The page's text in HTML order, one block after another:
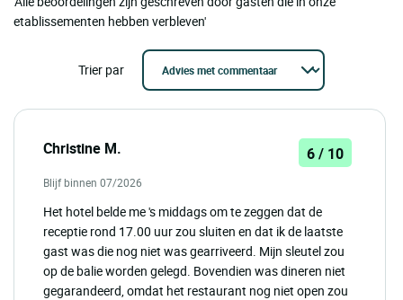
etablissementen hebben verbleven'
Trier par
Christine M. 6 / 10
Blijf binnen 07/2026
Het hotel belde me 's middags om te zeggen dat de
receptie rond 17.00 uur zou sluiten en dat ik de laatste
gast was die nog niet was gearriveerd. Mijn sleutel zou
op de balie worden gelegd. Bovendien was dineren niet
gegarandeerd, omdat het restaurant nog niet open zou